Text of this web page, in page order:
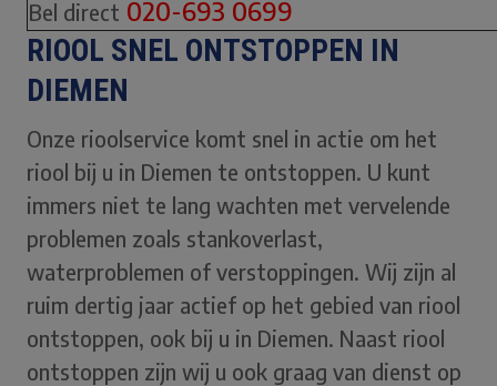
Bel direct 020-693 0699
RIOOL SNEL ONTSTOPPEN IN
DIEMEN
Onze rioolservice komt snel in actie om het
riool bij u in Diemen te ontstoppen. U kunt
immers niet te lang wachten met vervelende
problemen zoals stankoverlast,
waterproblemen of verstoppingen. Wij zijn al
ruim dertig jaar actief op het gebied van riool
ontstoppen, ook bij u in Diemen. Naast riool
ontstoppen zijn wij u ook graag van dienst op